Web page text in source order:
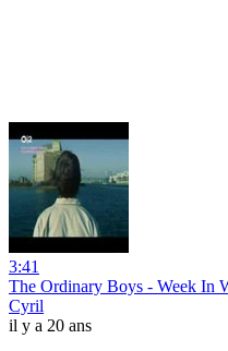
3:41
The Ordinary Boys - Week In
Cyril
il y a 20 ans